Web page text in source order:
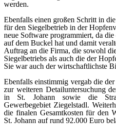
werden.
Ebenfalls einen großen Schritt in
für den Siegelbetrieb in der
neue Software programmiert, da
auf dem Buckel hat und damit
Auftrag an die Firma, die sowohl
Siegelbetriebs als auch die der
Sie war auch der wirtschaftlichste
Ebenfalls einstimmig vergab die
zur weiteren Detailuntersuchung
in St. Johann sowie die
Gewerbegebiet Ziegelstadl.
die finalen Gesamtkosten für den
St. Johann auf rund 92.000 Euro